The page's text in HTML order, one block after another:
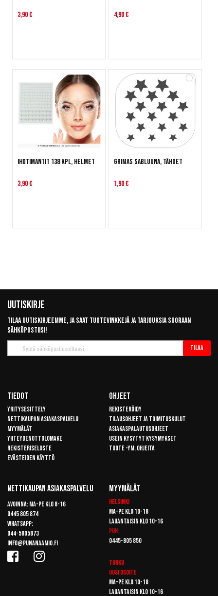
3,90 € 4,90 €
Ihotimantit 138 kpl, helmet
3,90 €
Grimas Sabluuna, Tähdet
1,90 €
Uutiskirje
Tilaa uutiskirjeemme, ja saat tuotevinkkejä ja tarjouksia suoraan
sähköpostiisi!
uutiskirje
Tilaa
Tiedot
Yritysesittely
Nettikaupan asiakaspalvelu
Myymälät
Yhteydenottolomake
Rekisteriseloste
Evästeiden käyttö
Ohjeet
Rekisteröidy
Tilausohjeet ja toimituskulut
Asiakaspalautusohjeet
Usein kysytyt kysymykset
Tuote -ym. ohjeita
Nettikaupan Asiakaspalvelu
Avoinna: Ma-pe klo 8-16
0445 805 874
Whatsapp:
044-5805873
info@punanaamio.fi
Myymälät
Helsinki
Ma-pe klo 10-18
Lauantaisin klo 10-16
Puh:
0445-805 850
Turku
Uusi osoite
Ma-pe klo 10-18
Lauantaisin klo 10-16